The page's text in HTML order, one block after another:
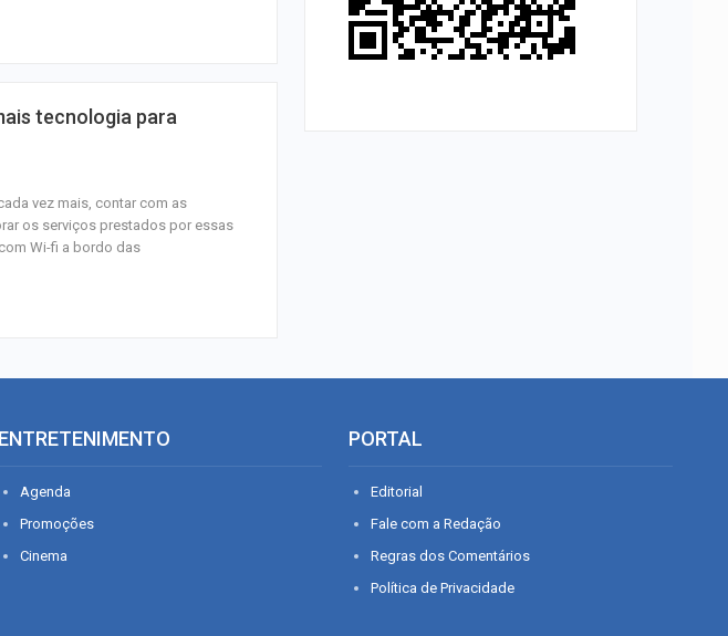
tecnologia para
vez mais, contar com as
os serviços prestados por essas
Wi-fi a bordo das
ENTRETENIMENTO
Agenda
Promoções
Cinema
PORTAL
Editorial
Fale com a Redação
Regras dos Comentários
Política de Privacidade